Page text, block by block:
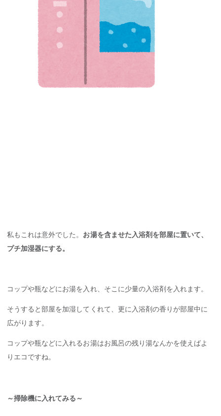
私もこれは意外でした。 お湯を含ませた入浴剤を部屋に置いて、
プチ加湿器にする。
コップや瓶などにお湯を入れ、そこに少量の入浴剤を入れます。
そうすると部屋を加湿してくれて、更に入浴剤の香りが部屋中に
広がります。
コップや瓶などに入れるお湯はお風呂の残り湯なんかを使えばよ
りエコですね。
～掃除機に入れてみる～